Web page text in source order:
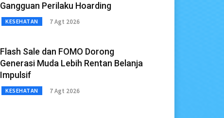
Gangguan Perilaku Hoarding
KESEHATAN 7 Agt 2026
Flash Sale dan FOMO Dorong
Generasi Muda Lebih Rentan Belanja
Impulsif
KESEHATAN 7 Agt 2026